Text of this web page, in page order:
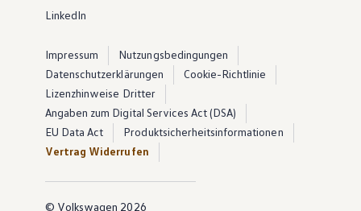
LinkedIn
Impressum
Nutzungsbedingungen
Datenschutzerklärungen
Cookie-Richtlinie
Lizenzhinweise Dritter
Angaben zum Digital Services Act (DSA)
EU Data Act
Produktsicherheitsinformationen
Vertrag Widerrufen
© Volkswagen 2026